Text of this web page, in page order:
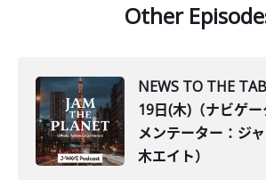
Other
NEWS TO THE
19日(木)（ナビゲ
メンテーター：ジ
木エイト）